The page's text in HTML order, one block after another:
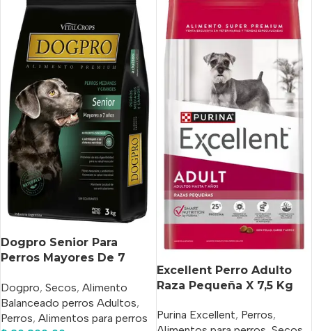
Dogpro Senior Para
Perros Mayores De 7
Dogpro, Secos, Alimento
Balanceado perros Adultos,
Perros, Alimentos para perros
Excellent Perro Adulto
Raza Pequeña X 7,5 Kg
Purina Excellent, Perros,